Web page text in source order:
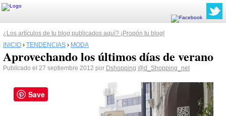
¿Los artículos de tu blog publicados aquí? ¡Propón tu blog!
INICIO › TENDENCIAS › MODA
Aprovechando los últimos días de verano
Publicado el 27 septiembre 2012 por Dshopping @d_Shopping_net
Save